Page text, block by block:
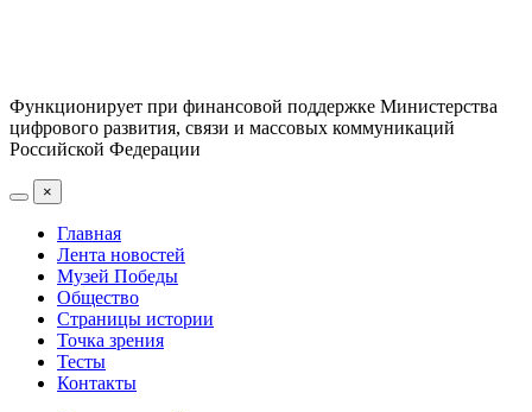
Функционирует при финансовой поддержке Министерства
цифрового развития, связи и массовых коммуникаций
Российской Федерации
×
Главная
Лента новостей
Музей Победы
Общество
Страницы истории
Точка зрения
Тесты
Контакты